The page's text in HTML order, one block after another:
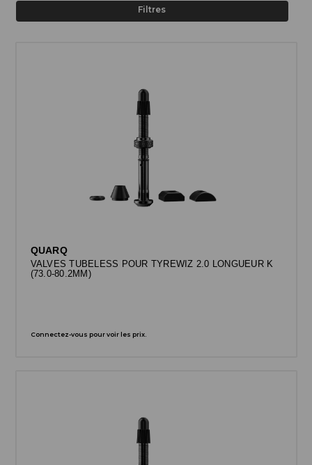
Filtres
QUARQ
VALVES TUBELESS POUR TYREWIZ 2.0 LONGUEUR K
(73.0-80.2MM)
Connectez-vous pour voir les prix.